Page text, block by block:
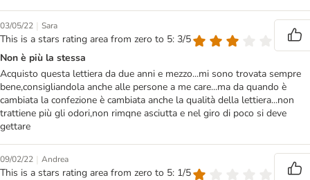
03/05/22 | Sara
This is a stars rating area from zero to 5: 3/5
Non è più la stessa
Acquisto questa lettiera da due anni e mezzo...mi sono trovata sempre
bene,consigliandola anche alle persone a me care...ma da quando è
cambiata la confezione è cambiata anche la qualità della lettiera...non
trattiene più gli odori,non rimqne asciutta e nel giro di poco si deve
gettare
09/02/22 | Andrea
This is a stars rating area from zero to 5: 1/5